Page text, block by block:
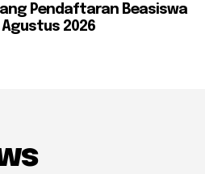
Pendaftaran Beasiswa
Agustus 2026